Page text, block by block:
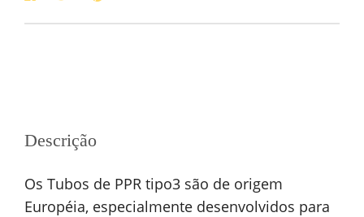
Descrição
Os Tubos de PPR tipo3 são de origem
Européia, especialmente desenvolvidos para